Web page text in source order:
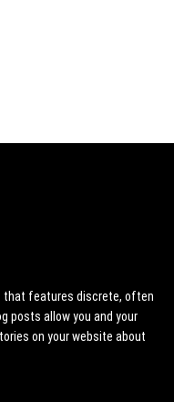
that features discrete, often
posts allow you and your
on your website about